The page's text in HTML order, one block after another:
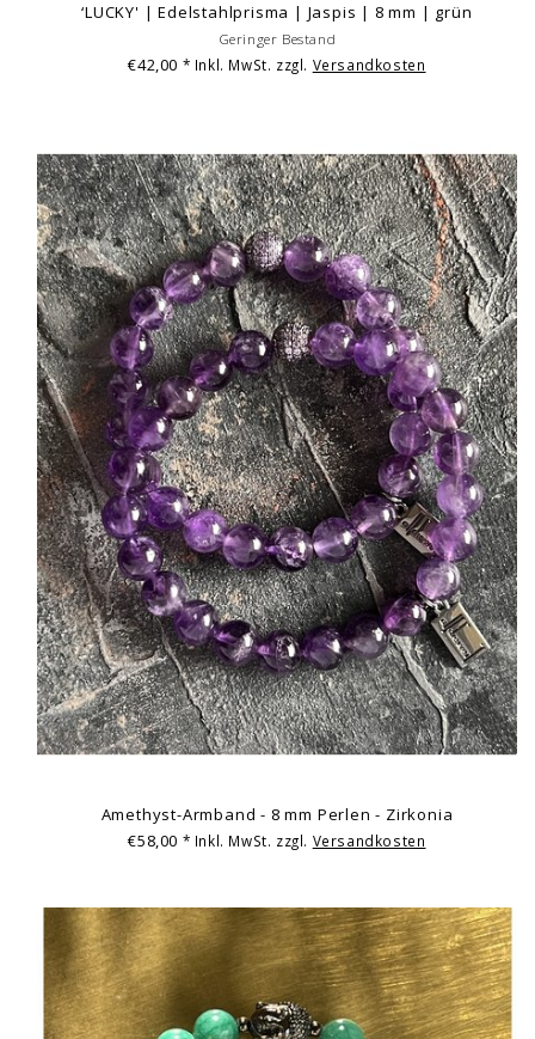
‘LUCKY' | Edelstahlprisma | Jaspis | 8 mm | grün
Geringer Bestand
€42,00 * Inkl. MwSt. zzgl. Versandkosten
Amethyst-Armband - 8 mm Perlen - Zirkonia
€58,00 * Inkl. MwSt. zzgl. Versandkosten